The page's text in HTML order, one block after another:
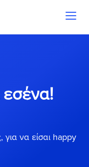
να είσαι happy